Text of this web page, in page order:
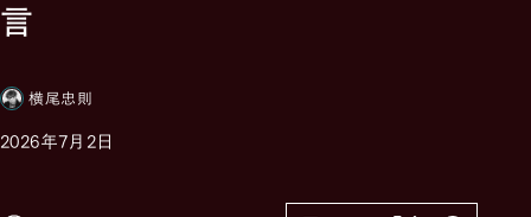
言
横尾忠則
2026年7月2日